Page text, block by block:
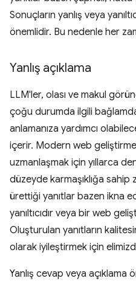
Sonuçların yanlış veya
önemlidir. Bu nedenle her
Yanlış açıklama
LLM'ler, olası ve makul
çoğu durumda ilgili
anlamanıza yardımcı
içerir. Modern web
uzmanlaşmak için yıllarca
düzeyde karmaşıklığa
ürettiği yanıtlar bazen ikna
yanıltıcıdır veya bir web
Oluşturulan yanıtların
olarak iyileştirmek için
Yanlış cevap veya açıklama